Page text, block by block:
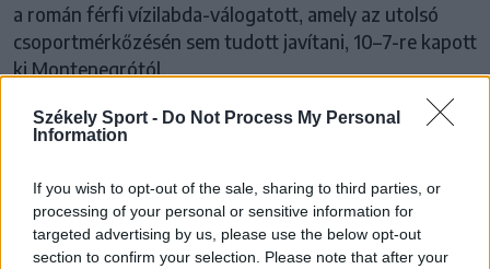
Székely Sport - Do Not Process My Personal
Information
If you wish to opt-out of the sale, sharing to third parties, or
processing of your personal or sensitive information for
targeted advertising by us, please use the below opt-out
section to confirm your selection. Please note that after your
a román férfi vízilabda-válogatott, amely az utolsó
csoportmérkőzésén sem tudott javítani, 10–7-re kapott
ki Montenegrótól.